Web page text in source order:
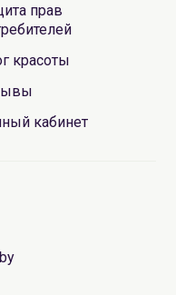
прав
красоты
кабинет